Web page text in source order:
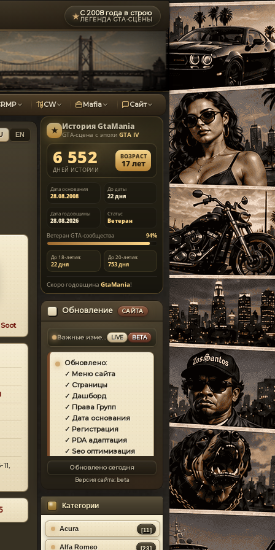
★С 2008 года в строю
ЛЕГЕНДА GTA-СЦЕНЫ
CW Mafia Сайт
EN
Soot
★ ИсторияGtaMania
GTA-сцена с эпохи GTA IV
6 552
ДНЕЙ ИСТОРИИ
ВОЗРАСТ
17 лет
Дата основания
28.08.2008
До даты
22 дня
Дата годовщины
28.08.2026
Статус
Ветеран
Ветеран GTA-сообщества
94%
До 18-летия:
22 дня
До 20-летия:
753 дня
Скоро годовщинаGtaMania!
Обновление САЙТА
Важные изменения LIVE BETA
Обновлено:
✓ Меню сайта
✓ Страницы
✓ Дашборд
✓ Права Групп
✓ Дата основания
✓ Регистрация
✓ PDA адаптация
✓ Seo оптимизация
✓ Загрузка страниц
✓ Моды
✓ Главная
✓ Репутация
✓ Золотой коммент
✓ Футер
✓ Форум
Обновлено сегодня
Версия сайта: beta
Категории
Acura [11]
Alfa Romeo [23]